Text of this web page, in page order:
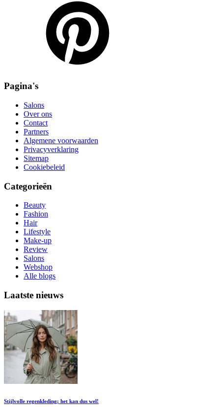
Pagina's
Salons
Over ons
Contact
Partners
Algemene voorwaarden
Privacyverklaring
Sitemap
Cookiebeleid
Categorieën
Beauty
Fashion
Hair
Lifestyle
Make-up
Review
Salons
Webshop
Alle blogs
Laatste nieuws
Stijlvolle regenkleding; het kan dus wel!